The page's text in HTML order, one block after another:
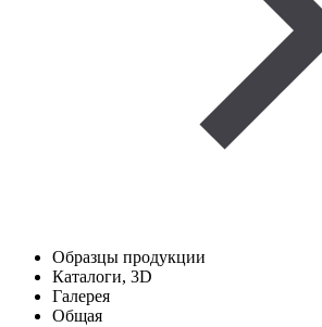
Образцы продукции
Каталоги, 3D
Галерея
Общая